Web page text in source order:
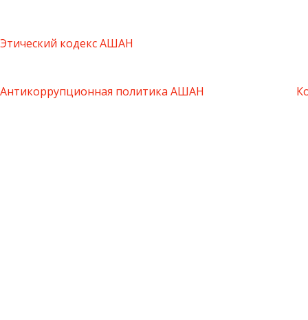
Этический кодекс АШАН
Антикоррупционная политика АШАН